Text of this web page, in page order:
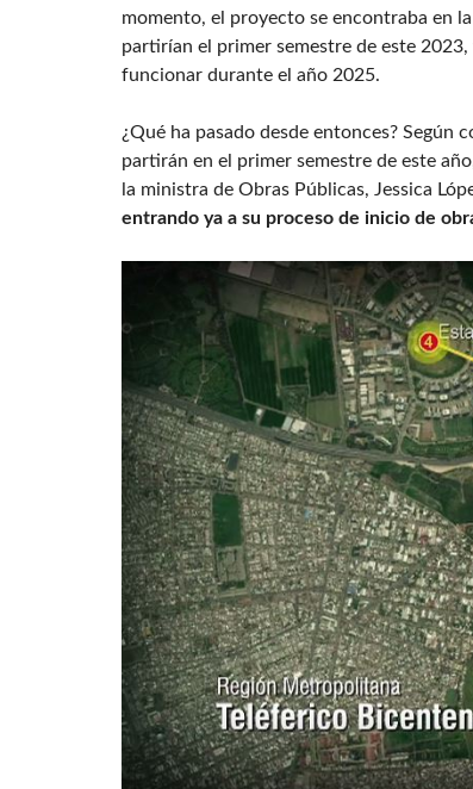
momento, el proyecto se encontraba en
partirían el primer semestre de este
funcionar durante el año 2025.
¿Qué ha pasado desde entonces?
partirán en el primer semestre de este
la ministra de Obras Públicas, Jessica
entrando ya a su proceso de inicio de